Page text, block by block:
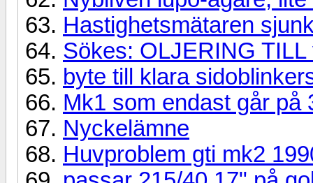
Hastighetsmätaren
Sökes: OLJERING
byte till klara
Mk1 som endast går på
Nyckelämne
Huvproblem gti mk2